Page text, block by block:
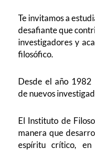
Colección Philosophica
Formación Continua
Te invitamos a
desafiante que
investigadores y
filosófico.
Desde el año
de nuevos
El Instituto de
manera que
espíritu crítico, en